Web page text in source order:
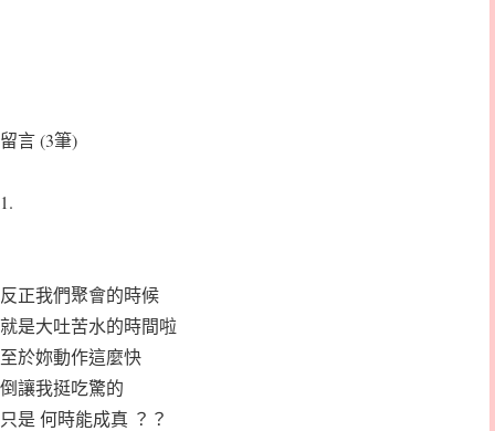
留言 (3筆)
1.
反正我們聚會的時候
就是大吐苦水的時間啦
至於妳動作這麼快
倒讓我挺吃驚的
只是 何時能成真 ？？